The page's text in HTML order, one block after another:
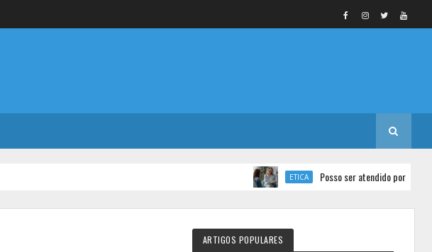
ETICA Posso ser atendido por 2 psicólogos
ARTIGOS POPULARES